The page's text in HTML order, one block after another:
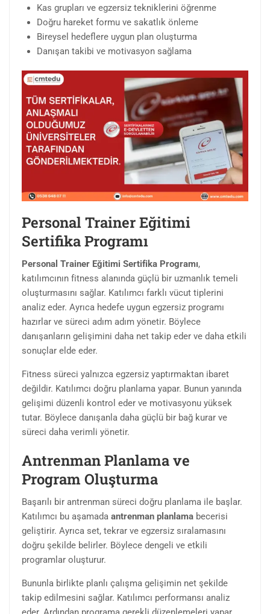
Kas grupları ve egzersiz tekniklerini öğrenme
Doğru hareket formu ve sakatlık önleme
Bireysel hedeflere uygun plan oluşturma
Danışan takibi ve motivasyon sağlama
Personal Trainer Eğitimi
Sertifika Programı
Personal Trainer Eğitimi Sertifika Programı,
katılımcının fitness alanında güçlü bir uzmanlık temeli
oluşturmasını sağlar. Katılımcı farklı vücut tiplerini
analiz eder. Ayrıca hedefe uygun egzersiz programı
hazırlar ve süreci adım adım yönetir. Böylece
danışanların gelişimini daha net takip eder ve daha etkili
sonuçlar elde eder.
Fitness süreci yalnızca egzersiz yaptırmaktan ibaret
değildir. Katılımcı doğru planlama yapar. Bunun yanında
gelişimi düzenli kontrol eder ve motivasyonu yüksek
tutar. Böylece danışanla daha güçlü bir bağ kurar ve
süreci daha verimli yönetir.
Antrenman Planlama ve
Program Oluşturma
Başarılı bir antrenman süreci doğru planlama ile başlar.
Katılımcı bu aşamada antrenman planlama becerisi
geliştirir. Ayrıca set, tekrar ve egzersiz sıralamasını
doğru şekilde belirler. Böylece dengeli ve etkili
programlar oluşturur.
Bununla birlikte planlı çalışma gelişimin net şekilde
takip edilmesini sağlar. Katılımcı performansı analiz